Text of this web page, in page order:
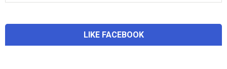
LIKE FACEBOOK